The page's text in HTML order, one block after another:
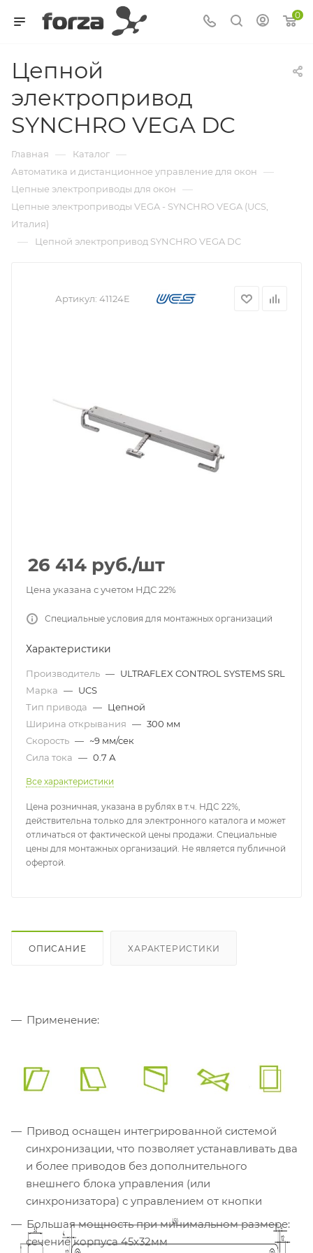
0
Цепной
электропривод
SYNCHRO VEGA DC
Главная — Каталог —
Автоматика и дистанционное управление для окон —
Цепные электроприводы для окон —
Цепные электроприводы VEGA - SYNCHRO VEGA (UCS,
Италия)
— Цепной электропривод SYNCHRO VEGA DC
Артикул: 41124E
26 414 руб./шт
Цена указана с учетом НДС 22%
Специальные условия для монтажных организаций
Характеристики
Производитель — ULTRAFLEX CONTROL SYSTEMS SRL
Марка — UCS
Тип привода — Цепной
Ширина открывания — 300 мм
Скорость — ~9 мм/сек
Сила тока — 0.7 А
Все характеристики
Цена розничная, указана в рублях в т.ч. НДС 22%,
действительна только для электронного каталога и может
отличаться от фактической цены продажи. Специальные
цены для монтажных организаций. Не является публичной
офертой.
ОПИСАНИЕ ХАРАКТЕРИСТИКИ
Применение:
Привод оснащен интегрированной системой
синхронизации, что позволяет устанавливать два
и более приводов без дополнительного
внешнего блока управления (или
синхронизатора) с управлением от кнопки
Большая мощность при минимальном размере:
сечение корпуса 45х32мм